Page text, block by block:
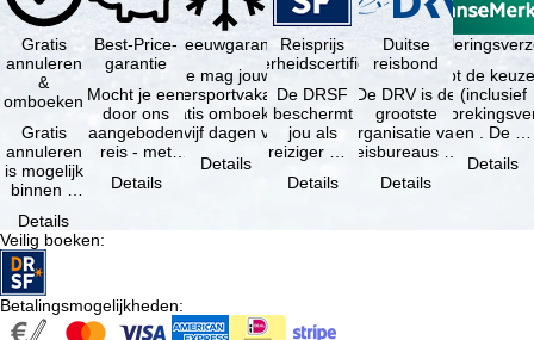
Gratis
annuleren
&
omboeken
Gratis
annuleren
is mogelijk
binnen 5
de
boeking,
als jouw
vakantie …
Details
Best-Price-
garantie
Mocht je een
door ons
aangeboden
reis - met
beschikbaarheid
Details
Sneeuwgarantie
Je mag jouw
wintersportvakantie
gratis omboeken
als vijf dagen voor
Details
Reisprijs
zekerheidscertificaat
De DRSF
beschermt
jou als
reiziger met
pakketreis
Details
Duitse
reisbond
De DRV is de
grootste
organisatie van
reisbureaus en
in Duitsland. …
Details
Je hebt de
(inclusief
en . De …
Details
Veilig boeken:
Betalingsmogelijkheden: